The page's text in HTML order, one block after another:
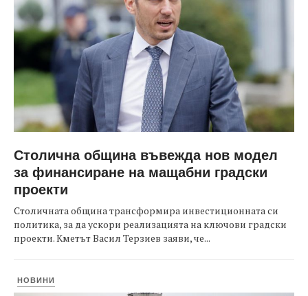
Столична община въвежда нов модел
за финансиране на мащабни градски
проекти
Столичната община трансформира инвестиционната си
политика, за да ускори реализацията на ключови градски
проекти. Кметът Васил Терзиев заяви, че...
НОВИНИ